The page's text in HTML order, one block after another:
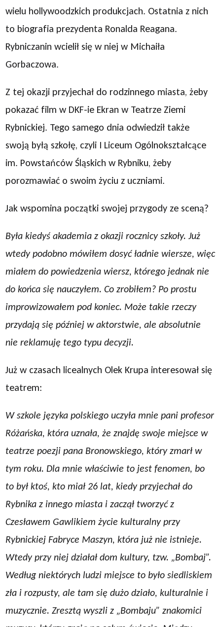
wielu hollywoodzkich produkcjach. Ostatnia z nich
to biografia prezydenta Ronalda Reagana.
Rybniczanin wcielił się w niej w Michaiła
Gorbaczowa.
Z tej okazji przyjechał do rodzinnego miasta, żeby
pokazać film w DKF-ie Ekran w Teatrze Ziemi
Rybnickiej. Tego samego dnia odwiedził także
swoją byłą szkołę, czyli I Liceum Ogólnokształcące
im. Powstańców Śląskich w Rybniku, żeby
porozmawiać o swoim życiu z uczniami.
Jak wspomina początki swojej przygody ze sceną?
Była kiedyś akademia z okazji rocznicy szkoły. Już
wtedy podobno mówiłem dosyć ładnie wiersze, więc
miałem do powiedzenia wiersz, którego jednak nie
do końca się nauczyłem. Co zrobiłem? Po prostu
improwizowałem pod koniec. Może takie rzeczy
przydają się później w aktorstwie, ale absolutnie
nie reklamuję tego typu decyzji.
Już w czasach licealnych Olek Krupa interesował się
teatrem:
W szkole języka polskiego uczyła mnie pani profesor
Różańska, która uznała, że znajdę swoje miejsce w
teatrze poezji pana Bronowskiego, który zmarł w
tym roku. Dla mnie właściwie to jest fenomen, bo
to był ktoś, kto miał 26 lat, kiedy przyjechał do
Rybnika z innego miasta i zaczął tworzyć z
Czesławem Gawlikiem życie kulturalny przy
Rybnickiej Fabryce Maszyn, która już nie istnieje.
Wtedy przy niej działał dom kultury, tzw. „Bombaj”.
Według niektórych ludzi miejsce to było siedliskiem
zła i rozpusty, ale tam się dużo działo, kulturalnie i
muzycznie. Zresztą wyszli z „Bombaju” znakomici